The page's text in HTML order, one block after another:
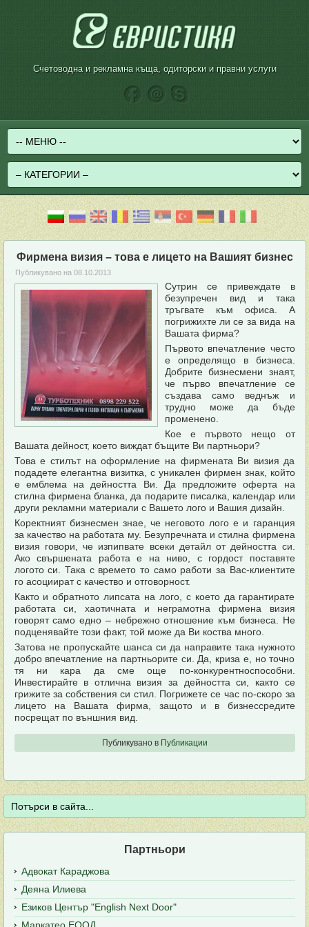
Счетоводна и рекламна къща, одиторски и правни услуги
Фирмена визия – това е лицето на Вашият бизнес
Публикувано на 08.10.2013
Сутрин се привеждате в
безупречен вид и така
тръгвате към офиса. А
погрижихте ли се за вида на
Вашата фирма?
Първото впечатление често
е определящо в бизнеса.
Добрите бизнесмени знаят,
че първо впечатление се
създава само веднъж и
трудно може да бъде
променено.
Кое е първото нещо от
Вашата дейност, което виждат бъщите Ви партньори?
Това е стилът на оформление на фирмената Ви визия да
подадете елегантна визитка, с уникален фирмен знак, който
е емблема на дейността Ви. Да предложите оферта на
стилна фирмена бланка, да подарите писалка, календар или
други рекламни материали с Вашето лого и Вашия дизайн.
Коректният бизнесмен знае, че неговото лого е и гаранция
за качество на работата му. Безупречната и стилна фирмена
визия говори, че изпипвате всеки детайл от дейността си.
Ако свършената работа е на ниво, с гордост поставяте
логото си. Така с времето то само работи за Вас-клиентите
го асоциират с качество и отговорност.
Както и обратното липсата на лого, с което да гарантирате
работата си, хаотичната и неграмотна фирмена визия
говорят само едно – небрежно отношение към бизнеса. Не
подценявайте този факт, той може да Ви коства много.
Затова не пропускайте шанса си да направите така нужното
добро впечатление на партньорите си. Да, криза е, но точно
тя ни кара да сме още по-конкурентноспособни.
Инвестирайте в отлична визия за дейността си, както се
грижите за собствения си стил. Погрижете се час по-скоро за
лицето на Вашата фирма, защото и в бизнессредите
посрещат по външния вид.
Публикувано в Публикации
Партньори
Адвокат Караджова
Деяна Илиева
Езиков Център "English Next Door"